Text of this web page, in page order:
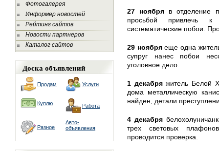
Фотогалерея
Информер новостей
Рейтинг сайтов
Новости партнеров
Каталог сайтов
Доска объявлений
Продам Услуги
Куплю Работа
Разное
Авто-
объявления
27 ноября в отделение
просьбой привлечь к
систематические побои.
29 ноябряеще одна
супруг нанес побои
уголовное дело.
1 декабряжитель Белой
дома металлическую
найден, детали
4 декабря
трех световых
проводится проверка.